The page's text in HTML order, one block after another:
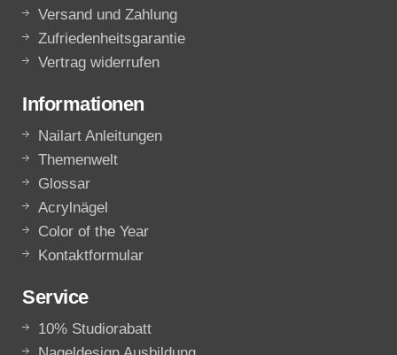
Versand und Zahlung
Zufriedenheitsgarantie
Vertrag widerrufen
Informationen
Nailart Anleitungen
Themenwelt
Glossar
Acrylnägel
Color of the Year
Kontaktformular
Service
10% Studiorabatt